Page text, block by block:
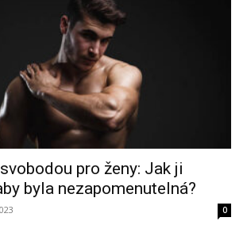
pro ženy: Jak ji
byla nezapomenutelná?
0